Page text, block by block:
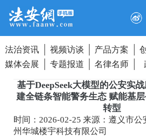
法治资讯 视频访谈 产品方案
媒体会展
专题报道 名律名师
基于DeepSeek大模型的公安实
建全链条智能警务生态 赋能基
转型
时间：2026-02-25来源：遵义市公
州华城楼宇科技有限公司